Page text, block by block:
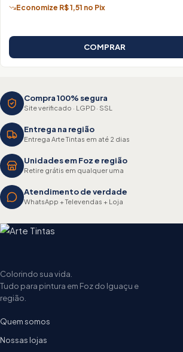
Economize R$ 1,51 no Pix
COMPRAR
Compra 100% segura
Site verificado · LGPD · SSL
Entrega na região
Entrega Arte Tintas em até 2 dias
Unidades em Foz e região
Retire grátis em qualquer uma
Atendimento de verdade
WhatsApp + Televendas + Loja
Colorindo sua vida.
Tudo para pintura em Foz do Iguaçu e
região.
Quem somos
Nossas lojas